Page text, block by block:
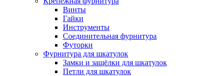
Винты
Гайки
Инструменты
Соединительная фурнитура
Футорки
Фурнитура для шкатулок
Замки и защёлки для шкатулок
Петли для шкатулок